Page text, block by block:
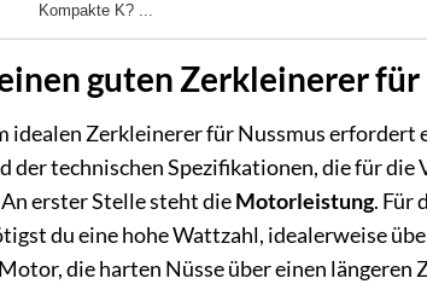
Kompakte K? ...
guten Zerkleinerer für
idealen Zerkleinerer für Nussmus erfordert
der technischen Spezifikationen, die für die
erster Stelle steht dieMotorleistung. Für
du eine hohe Wattzahl, idealerweise
die harten Nüsse über einen längeren